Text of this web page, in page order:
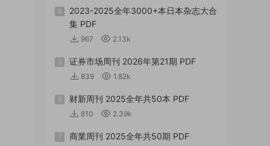
4
2023-2025全年3000+本日本杂志大合
集 PDF
967 2.13k
5 证券市场周刊 2026年第21期 PDF
839 1.82k
6 财新周刊 2025全年共50本 PDF
810 2.39k
7 商業周刊 2025全年共50期 PDF